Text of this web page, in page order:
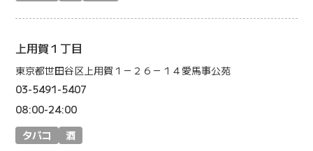
上用賀１丁目
東京都世田谷区上用賀１－２６－１４愛馬事公苑
03-5491-5407
08:00-24:00
タバコ
酒